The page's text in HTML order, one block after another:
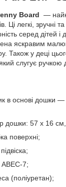
Board —
Ці легкі, зручні
серед дітей і
яскравим
Також у деці
слугує ручкою
в основі дошки —
дошки: 57 х 16
поверхні;
ABEC-7;
(поліуретан);